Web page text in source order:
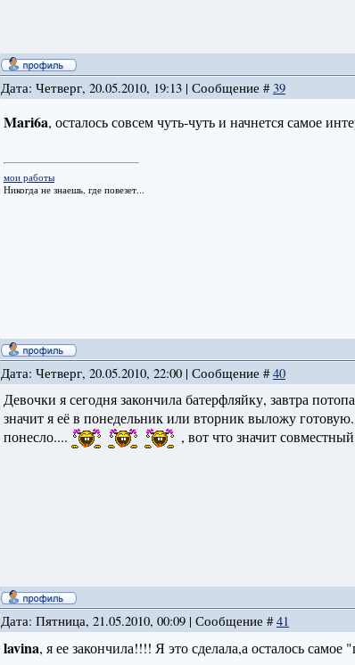
Дата: Четверг, 20.05.2010, 19:13 | Сообщение #39
Mari6a, осталось совсем чуть-чуть и начнется самое
мои работы
Никогда не знаешь, где повезет...
Дата: Четверг, 20.05.2010, 22:00 | Сообщение #40
Девочки я сегодня закончила батерфляйку, завтра
значит я её в понедельник или вторник выложу
понесло....
, вот что значит
Дата: Пятница, 21.05.2010, 00:09 | Сообщение #41
lavina, я ее закончила!!!! Я это сделала,а осталось